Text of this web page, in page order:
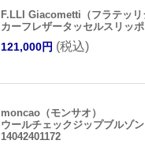
F.LLI Giacometti（フラテッリ
カーフレザータッセルスリッ
121,000円 (税込)
moncao（モンサオ）
ウールチェックジップブルゾ
14042401172